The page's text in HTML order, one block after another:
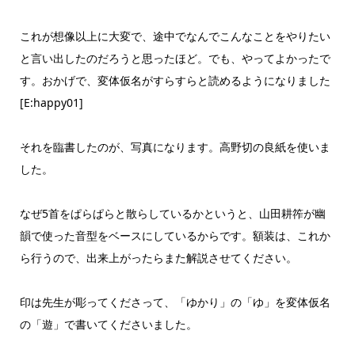
これが想像以上に大変で、途中でなんでこんなことをやりたい
と言い出したのだろうと思ったほど。でも、やってよかったで
す。おかげで、変体仮名がすらすらと読めるようになりました
[E:happy01]
それを臨書したのが、写真になります。高野切の良紙を使いま
した。
なぜ5首をぱらぱらと散らしているかというと、山田耕筰が幽
韻で使った音型をベースにしているからです。額装は、これか
ら行うので、出来上がったらまた解説させてください。
印は先生が彫ってくださって、「ゆかり」の「ゆ」を変体仮名
の「遊」で書いてくださいました。